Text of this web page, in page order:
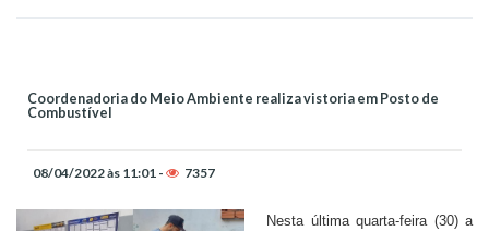
Coordenadoria do Meio Ambiente realiza vistoria em Posto de
Combustível
08/04/2022 às 11:01 - 7357
Nesta última quarta-feira (30) a